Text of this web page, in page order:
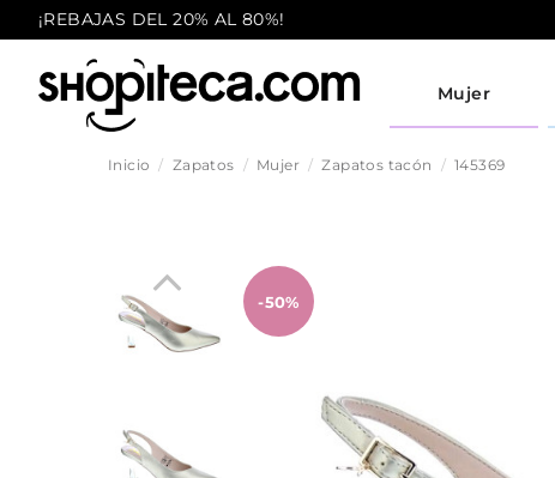
¡REBAJAS DEL 20% AL 80%!
Mujer
Inicio Zapatos Mujer Zapatos tacón 145369
-50%